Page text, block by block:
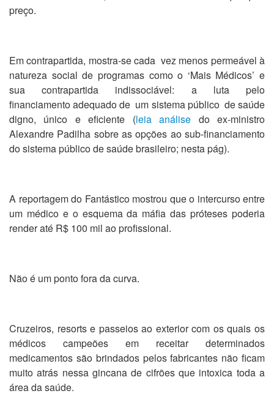
preço.
Em contrapartida, mostra-se cada vez menos permeável à
natureza social de programas como o ‘Mais Médicos’ e
sua contrapartida indissociável: a luta pelo
financiamento adequado de um sistema público de saúde
digno, único e eficiente (leia análise do ex-ministro
Alexandre Padilha sobre as opções ao sub-financiamento
do sistema público de saúde brasileiro; nesta pág).
A reportagem do Fantástico mostrou que o intercurso entre
um médico e o esquema da máfia das próteses poderia
render até R$ 100 mil ao profissional.
Não é um ponto fora da curva.
Cruzeiros, resorts e passeios ao exterior com os quais os
médicos campeões em receitar determinados
medicamentos são brindados pelos fabricantes não ficam
muito atrás nessa gincana de cifrões que intoxica toda a
área da saúde.